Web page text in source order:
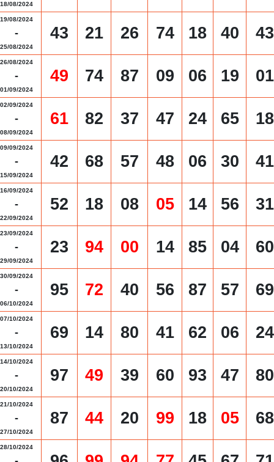
18/08/2024
19/08/2024
-
25/08/2024
43 21 26 74 18 40 43
26/08/2024
-
01/09/2024
49 74 87 09 06 19 01
02/09/2024
-
08/09/2024
61 82 37 47 24 65 18
09/09/2024
-
15/09/2024
42 68 57 48 06 30 41
16/09/2024
-
22/09/2024
52 18 08 05 14 56 31
23/09/2024
-
29/09/2024
23 94 00 14 85 04 60
30/09/2024
-
06/10/2024
95 72 40 56 87 57 69
07/10/2024
-
13/10/2024
69 14 80 41 62 06 24
14/10/2024
-
20/10/2024
97 49 39 60 93 47 80
21/10/2024
-
27/10/2024
87 44 20 99 18 05 68
28/10/2024